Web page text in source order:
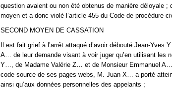
question avaient ou non été obtenus de manière déloyale ;
moyen et a donc violé l’article 455 du Code de procédure
SECOND MOYEN DE CASSATION
Il est fait grief à l’arrêt attaqué d’avoir débouté Jean-
A… de leur demande visant à voir juger qu’en utilisant les
Y…, de Madame Valérie Z… et de Monsieur Emmanuel
code source de ses pages webs, M. Juan X… a porté
ainsi qu’aux données personnelles des appelants ;